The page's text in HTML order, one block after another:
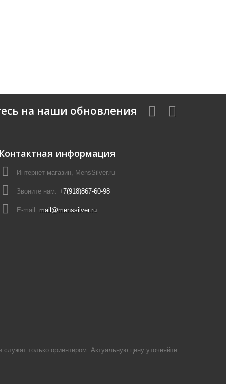
на наши обновления
только ориентиром. Актуальную цену уточняйте.
Контактная информация
Интернет-магазин, MensSilver.ru
Звоните нам: +7(918)867-60-98
E-mail: mail@menssilver.ru